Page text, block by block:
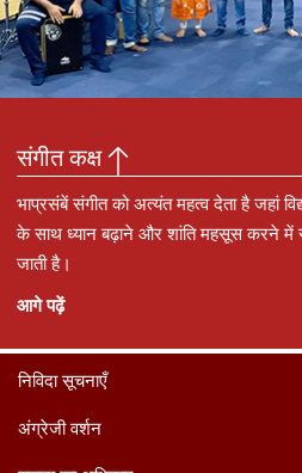
संगीत कक्ष
भाप्रसंबें संगीत को अत्यंत महत्व देता है जहां
के साथ ध्यान बढ़ाने और शांति महसूस करने में
जाती है।
आगे पढ़ें
निविदा सूचनाएँ
अंग्रेजी वर्शन